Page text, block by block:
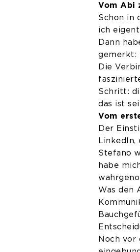
Vom Abi
Schon in
ich
Dann
gemerkt:
Die
Schritt:
das ist
Vom
Der
Stefano
habe
Was den
Noch